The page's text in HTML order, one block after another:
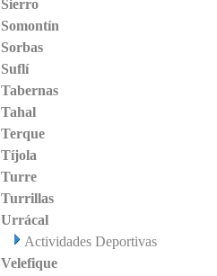
Sierro
Somontín
Sorbas
Suflí
Tabernas
Tahal
Terque
Tíjola
Turre
Turrillas
Urrácal
Actividades Deportivas
Velefique